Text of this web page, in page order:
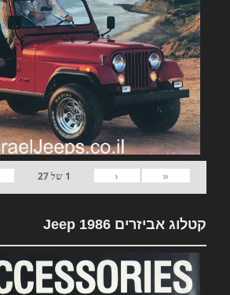
«
‹
1 של27
קטלוג אביזרים Jeep 1986